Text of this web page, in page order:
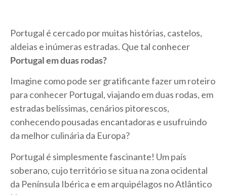
Portugal é cercado por muitas histórias, castelos,
aldeias e inúmeras estradas. Que tal conhecer
Portugal em duas rodas?
Imagine como pode ser gratificante fazer um roteiro
para conhecer Portugal, viajando em duas rodas, em
estradas belíssimas, cenários pitorescos,
conhecendo pousadas encantadoras e usufruindo
da melhor culinária da Europa?
Portugal é simplesmente fascinante! Um país
soberano, cujo território se situa na zona ocidental
da Península Ibérica e em arquipélagos no Atlântico